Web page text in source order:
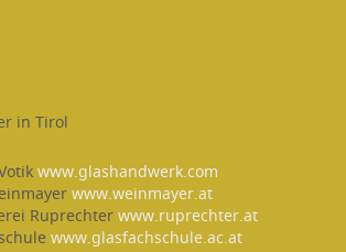
in Tirol
www.glashandwerk.com
www.weinmayer.at
Ruprechterwww.ruprechter.at
www.glasfachschule.ac.at